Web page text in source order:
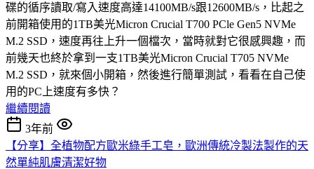
碟的循序讀取/寫入速度高達14100MB/s跟12600MB/s，比起之
前開箱使用的1TB美光Micron Crucial T700 PCle Gen5 NVMe
M.2 SSD，速度再往上升一個檔次，當時就對它很感興趣，而
前幾天也終於拿到一支1TB美光Micron Crucial T705 NVMe
M.2 SSD，就來個小開箱，然後進行簡單測試，看看在自己使
用的PC上速度有多快？
繼續閱讀
3年前
【分享】全植物配方歐米綠手工皂，歐洲傳統冷製法製作的天
然單純肌膚清潔好物